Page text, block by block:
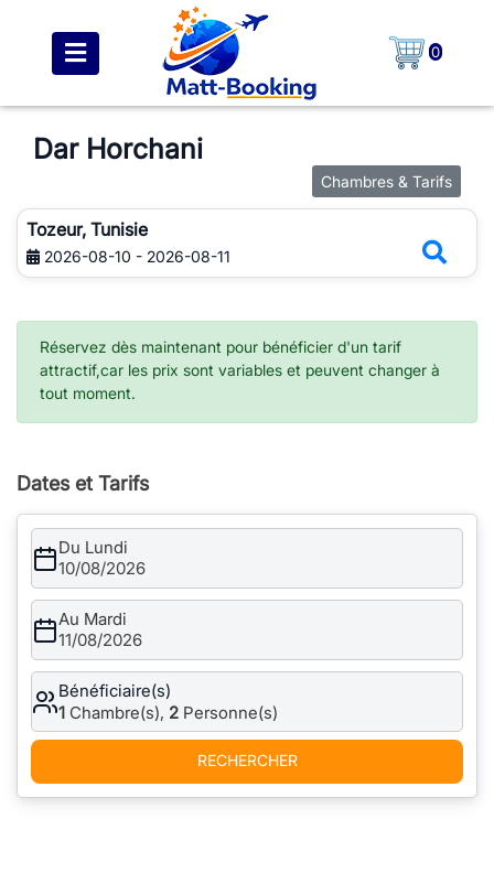
0
Dar Horchani
Chambres & Tarifs
Tozeur, Tunisie
2026-08-10 - 2026-08-11
Réservez dès maintenant pour bénéficier d'un tarif
attractif,car les prix sont variables et peuvent changer à
tout moment.
Dates et Tarifs
Du Lundi
10/08/2026
Au Mardi
11/08/2026
Bénéficiaire(s)
1 Chambre(s), 2 Personne(s)
RECHERCHER